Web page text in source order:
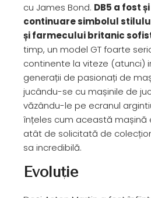
cu James Bond. DB5 a fost
continuare simbolul
și farmecului britanic
timp, un model GT foarte
continente la viteze (atunci)
generații de pasionați de
jucându-se cu mașinile de
văzându-le pe ecranul
înțeles cum această
atât de solicitată de
sa incredibilă.
Evoluţie